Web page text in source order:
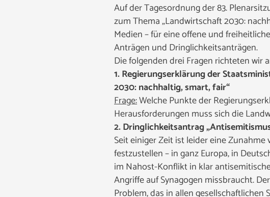
Auf der Tagesordnung der 83.
zum Thema „Landwirtschaft 2030:
Medien – für eine offene und
Anträgen und Dringlichkeitsanträgen.
Die folgenden drei Fragen richteten wir
1. Regierungserklärung der
2030: nachhaltig, smart, fair“
Frage:Welche Punkte der
Herausforderungen muss sich die
2. Dringlichkeitsantrag
Seit einiger Zeit ist leider eine
festzustellen – in ganz Europa, in
im Nahost-Konflikt in klar
Angriffe auf Synagogen missbraucht.
Problem, das in allen